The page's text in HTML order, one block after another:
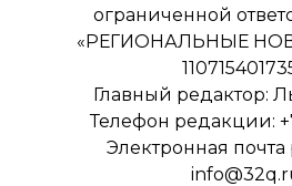
ограниченной
«РЕГИОНАЛЬНЫЕ
Главный редактор:
Телефон редакции:
Электронная